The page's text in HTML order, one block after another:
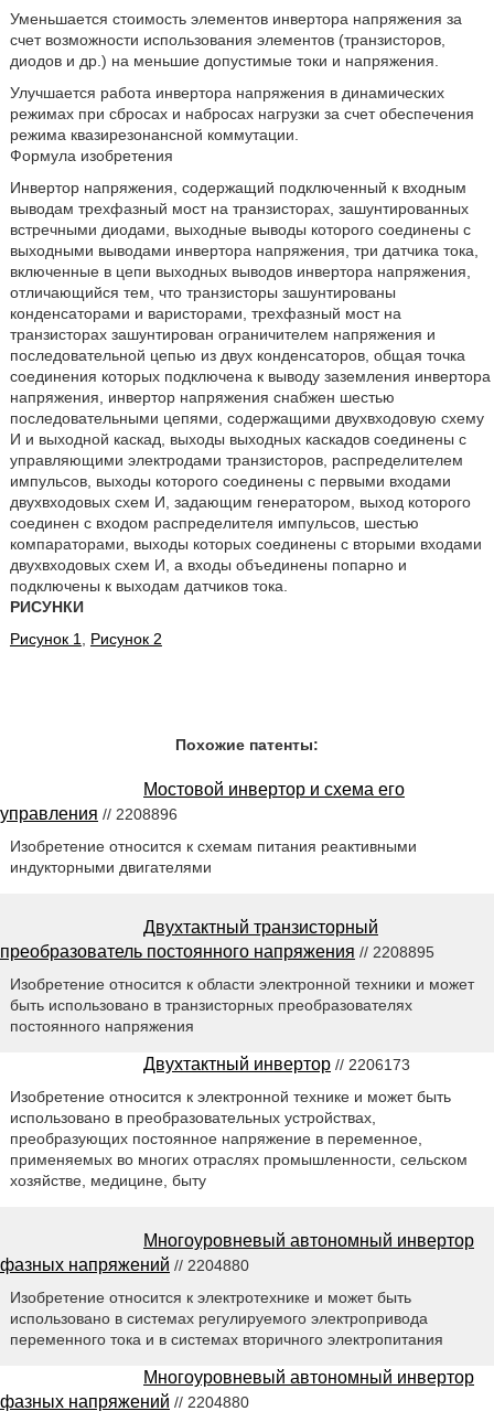
Уменьшается стоимость элементов инвертора напряжения за
счет возможности использования элементов (транзисторов,
диодов и др.) на меньшие допустимые токи и напряжения.
Улучшается работа инвертора напряжения в динамических
режимах при сбросах и набросах нагрузки за счет обеспечения
режима квазирезонансной коммутации.
Формула изобретения
Инвертор напряжения, содержащий подключенный к входным
выводам трехфазный мост на транзисторах, зашунтированных
встречными диодами, выходные выводы которого соединены с
выходными выводами инвертора напряжения, три датчика тока,
включенные в цепи выходных выводов инвертора напряжения,
отличающийся тем, что транзисторы зашунтированы
конденсаторами и варисторами, трехфазный мост на
транзисторах зашунтирован ограничителем напряжения и
последовательной цепью из двух конденсаторов, общая точка
соединения которых подключена к выводу заземления инвертора
напряжения, инвертор напряжения снабжен шестью
последовательными цепями, содержащими двухвходовую схему
И и выходной каскад, выходы выходных каскадов соединены с
управляющими электродами транзисторов, распределителем
импульсов, выходы которого соединены с первыми входами
двухвходовых схем И, задающим генератором, выход которого
соединен с входом распределителя импульсов, шестью
компараторами, выходы которых соединены с вторыми входами
двухвходовых схем И, а входы объединены попарно и
подключены к выходам датчиков тока.
РИСУНКИ
Рисунок 1
Рисунок 2
Похожие патенты:
Мостовой инвертор и схема его
управления // 2208896
Изобретение относится к схемам питания реактивными
индукторными двигателями
Двухтактный транзисторный
преобразователь постоянного напряжения // 2208895
Изобретение относится к области электронной техники и может
быть использовано в транзисторных преобразователях
постоянного напряжения
Двухтактный инвертор // 2206173
Изобретение относится к электронной технике и может быть
использовано в преобразовательных устройствах,
преобразующих постоянное напряжение в переменное,
применяемых во многих отраслях промышленности, сельском
хозяйстве, медицине, быту
Многоуровневый автономный инвертор
фазных напряжений // 2204880
Изобретение относится к электротехнике и может быть
использовано в системах регулируемого электропривода
переменного тока и в системах вторичного электропитания
Многоуровневый автономный инвертор
фазных напряжений // 2204880